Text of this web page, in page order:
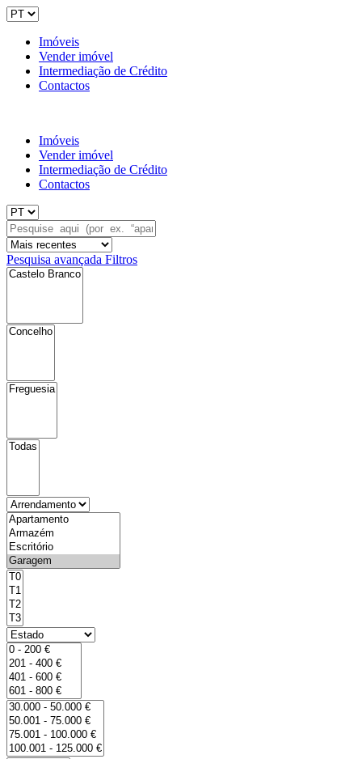
Imóveis
Vender imóvel
Intermediação de Crédito
Contactos
Imóveis
Vender imóvel
Intermediação de Crédito
Contactos
Pesquisa avançada Filtros